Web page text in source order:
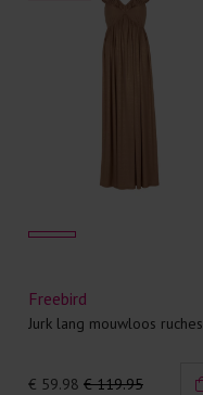
Freebird
Jurk lang mouwloos ruches
€ 59.98 € 119.95